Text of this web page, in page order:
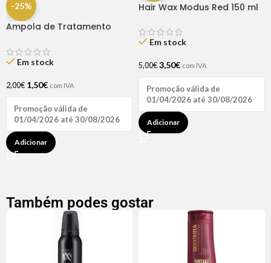
-25%
Ampola de Tratamento
Hair (1 UNIDADE)
Em stock
2,00€ 1,50€ com IVA
Promoção válida de
01/04/2026 até 30/08/2026
Adicionar
Hair Wax Modus Red 150 ml
Em stock
5,00€ 3,50€ com IVA
Promoção válida de
01/04/2026 até 30/08/2026
Adicionar
Também podes gostar